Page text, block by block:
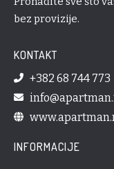
bez provizije.
KONTAKT
+382 68 744 773
INFORMACIJE